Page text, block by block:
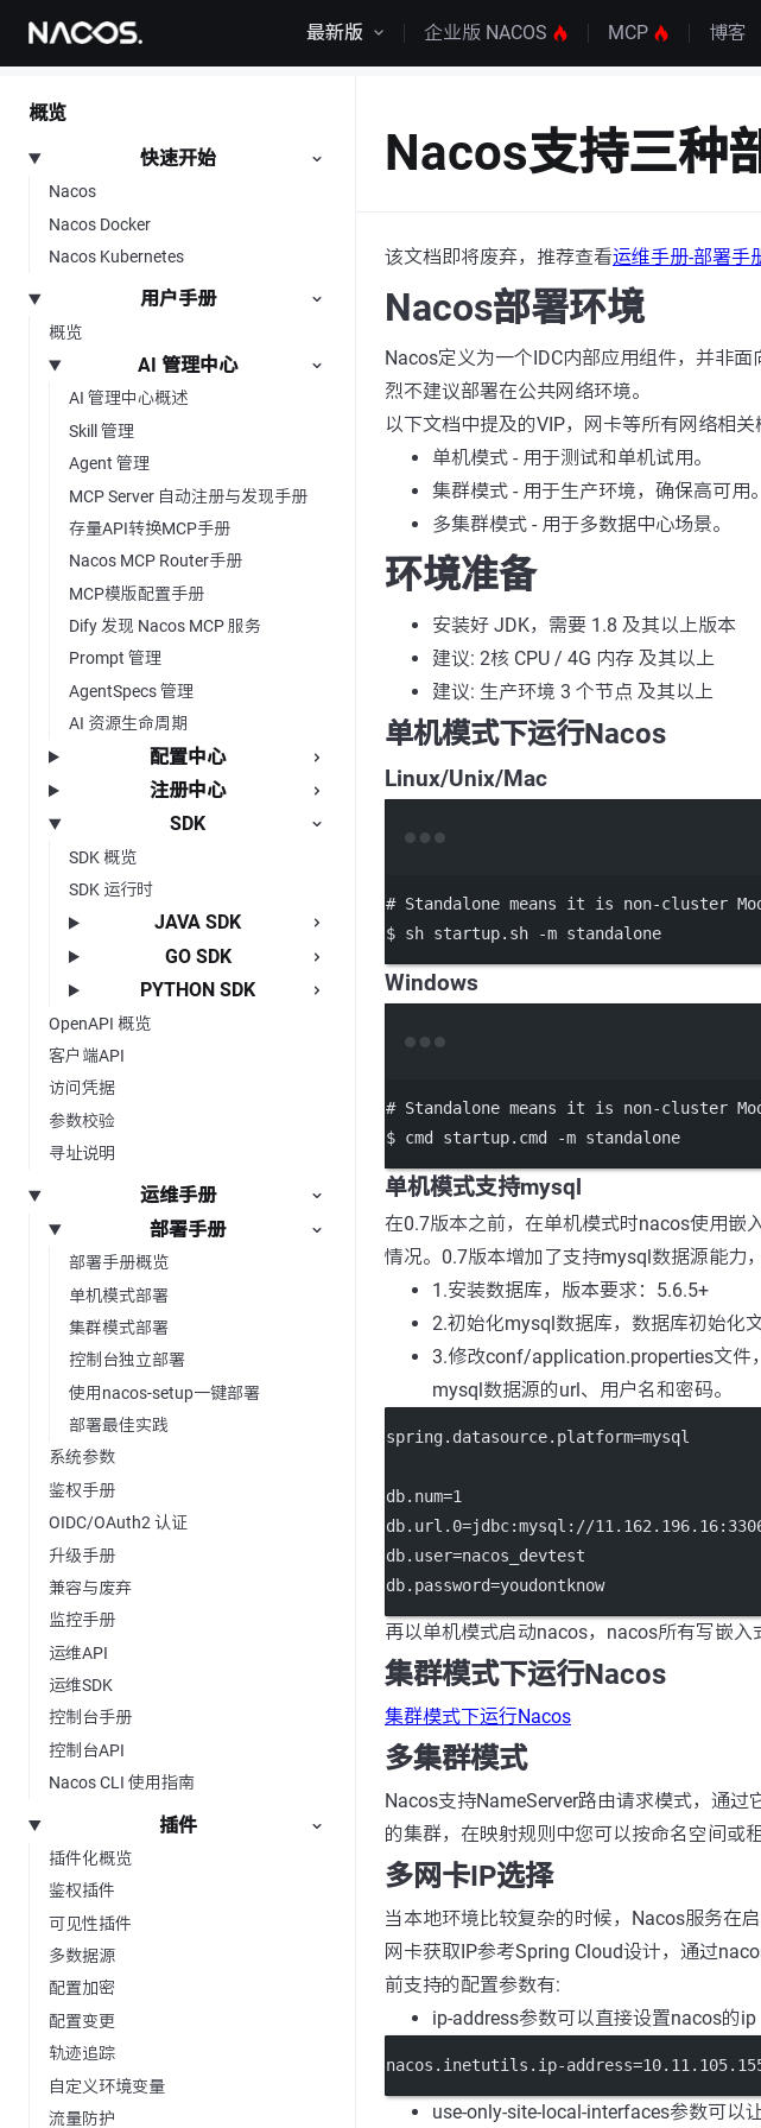
跳转到内容 最新版 企业版 NACOS MCP 博客
概览
快速开始
Nacos
Nacos Docker
Nacos Kubernetes
用户手册
概览
AI 管理中心
AI 管理中心概述
Skill 管理
Agent 管理
MCP Server 自动注册与发现手册
存量API转换MCP手册
Nacos MCP Router手册
MCP模版配置手册
Dify 发现 Nacos MCP 服务
Prompt 管理
AgentSpecs 管理
AI 资源生命周期
配置中心
注册中心
SDK
SDK 概览
SDK 运行时
JAVA SDK
GO SDK
PYTHON SDK
OpenAPI 概览
客户端API
访问凭据
参数校验
寻址说明
运维手册
部署手册
部署手册概览
单机模式部署
集群模式部署
控制台独立部署
使用nacos-setup一键部署
部署最佳实践
系统参数
鉴权手册
OIDC/OAuth2 认证
升级手册
兼容与废弃
监控手册
运维API
运维SDK
控制台手册
控制台API
Nacos CLI 使用指南
插件
插件化概览
鉴权插件
可见性插件
多数据源
配置加密
配置变更
轨迹追踪
自定义环境变量
流量防护
Nacos支持三种
该文档即将废弃，推荐查看运维手册-部署手
Nacos部署环境
Nacos定义为一个IDC内部应用组件，并非
烈不建议部署在公共网络环境。
以下文档中提及的VIP，网卡等所有网络相关
单机模式 - 用于测试和单机试用。
集群模式 - 用于生产环境，确保高可用。
多集群模式 - 用于多数据中心场景。
环境准备
安装好 JDK，需要 1.8 及其以上版本
建议: 2核 CPU / 4G 内存 及其以上
建议: 生产环境 3 个节点 及其以上
单机模式下运行Nacos
Linux/Unix/Mac
# Standalone means it is non-cluster
$ sh startup.sh -m standalone
Windows
# Standalone means it is non-cluster
$ cmd startup.cmd -m standalone
单机模式支持mysql
在0.7版本之前，在单机模式时nacos使用嵌
情况。0.7版本增加了支持mysql数据源能力
1.安装数据库，版本要求：5.6.5+
2.初始化mysql数据库，数据库初始化
3.修改conf/application.properties文件
mysql数据源的url、用户名和密码。
spring.datasource.platform=mysql
db.num=1
db.url.0=jdbc:mysql://11.162.196.16:3306/
db.user=nacos_devtest
db.password=youdontknow
再以单机模式启动nacos，nacos所有写嵌
集群模式下运行Nacos
集群模式下运行Nacos
多集群模式
Nacos支持NameServer路由请求模式，通
的集群，在映射规则中您可以按命名空间或
多网卡IP选择
当本地环境比较复杂的时候，Nacos服务在
网卡获取IP参考Spring Cloud设计，通过
前支持的配置参数有:
ip-address参数可以直接设置nacos的ip
nacos.inetutils.ip-
use-only-site-local-interfaces参数可以